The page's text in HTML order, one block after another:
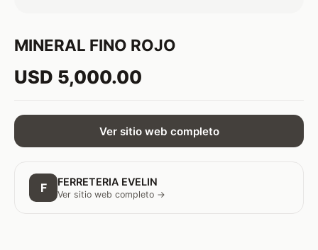
MINERAL FINO ROJO
USD 5,000.00
Ver sitio web completo
F FERRETERIA EVELIN
Ver sitio web completo →